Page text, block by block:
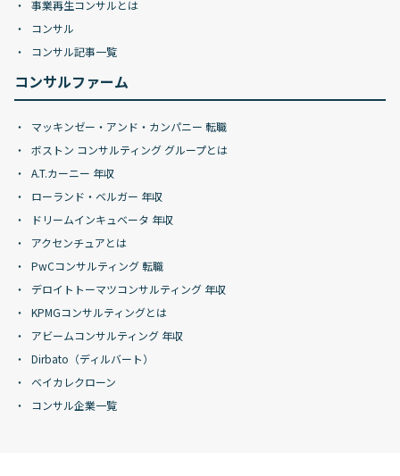
事業再生コンサルとは
コンサル
コンサル記事一覧
コンサルファーム
マッキンゼー・アンド・カンパニー 転職
ボストン コンサルティング グループとは
A.T.カーニー 年収
ローランド・ベルガー 年収
ドリームインキュベータ 年収
アクセンチュアとは
PwCコンサルティング 転職
デロイトトーマツコンサルティング 年収
KPMGコンサルティングとは
アビームコンサルティング 年収
Dirbato（ディルバート）
ベイカレクローン
コンサル企業一覧